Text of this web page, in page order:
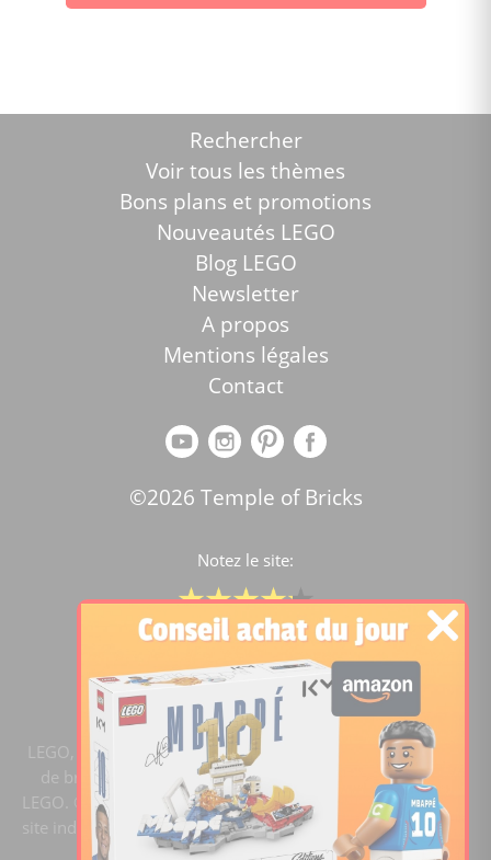
Rechercher
Voir tous les thèmes
Bons plans et promotions
Nouveautés LEGO
Blog LEGO
Newsletter
A propos
Mentions légales
Contact
©2026 Temple of Bricks
Notez le site:
Comparateur de prix Lego
4.2/5 -15446notes
LEGO, le logo LEGO, la figurine LEGO et les configurations
de briques sont des marques commerciales du groupe
LEGO. ©2020 The LEGO Group. Templeofbricks.com est un
site indépendant du groupe LEGO, il n'est pas sponsorisé ni
validé par LEGO.